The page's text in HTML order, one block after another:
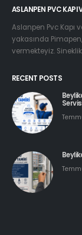
ASLANPEN PVC KAPI
Aslanpen Pvc Kapı
yakasında
vermekteyiz.
RECENT POSTS